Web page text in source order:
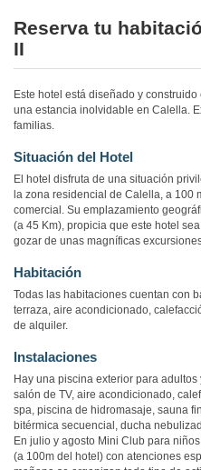
Reserva tu
II
Este hotel está diseñado y
una estancia inolvidable en Calella.
familias.
Situación del Hotel
El hotel disfruta de una situación
la zona residencial de Calella, a 100
comercial. Su emplazamiento
(a 45 Km), propicia que este hotel
gozar de unas magníficas
Habitación
Todas las habitaciones cuentan con
terraza, aire acondicionado,
de alquiler.
Instalaciones
Hay una piscina exterior para
salón de TV, aire acondicionado,
spa, piscina de hidromasaje, sauna
bitérmica secuencial, ducha
En julio y agosto Mini Club para
(a 100m del hotel) con atenciones